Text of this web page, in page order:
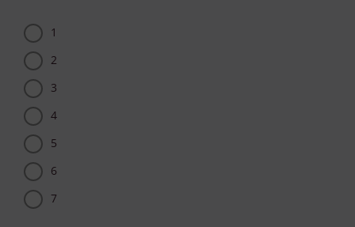
1
2
3
4
5
6
7